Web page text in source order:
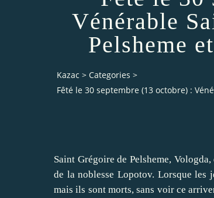
Vénérable
Pelsheme
Kazac > Categories >
Fêté le 30 septembre (13 octobre) :
Saint Grégoire de Pelsheme,
de la noblesse Lopotov. Lorsque les
mais ils sont morts, sans voir ce